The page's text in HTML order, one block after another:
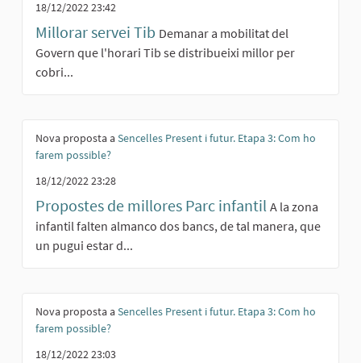
18/12/2022 23:42
Millorar servei Tib Demanar a mobilitat del
Govern que l'horari Tib se distribueixi millor per
cobri...
Nova proposta aSencelles Present i futur. Etapa 3: Com ho
farem possible?
18/12/2022 23:28
Propostes de millores Parc infantil A la zona
infantil falten almanco dos bancs, de tal manera, que
un pugui estar d...
Nova proposta aSencelles Present i futur. Etapa 3: Com ho
farem possible?
18/12/2022 23:03